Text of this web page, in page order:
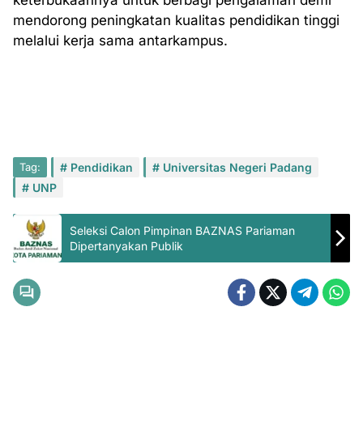
mendorong peningkatan kualitas pendidikan tinggi
melalui kerja sama antarkampus.
Tag: Pendidikan
Universitas Negeri Padang
UNP
Seleksi Calon Pimpinan BAZNAS Pariaman
Dipertanyakan Publik